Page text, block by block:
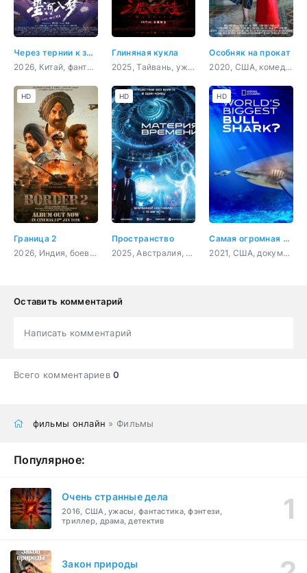
Через тернии к звёздам
2026, Китай, фантастика, боевик, приключения, комедия
Глиняная кукла
2025, Тайвань, ужасы
Особняк на прокат
2020, США, комедия
Граница 2
2026, Индия, боевик, военный, история
HD
Пространство
2025, Австралия, фантастика, триллер, криминал
HD
Самая огромная акула-бык
2021, США, документальный
HD
Оставить комментарий
Написать комментарий
Всего комментариев0
фильмы онлайн » Фильмы
Популярное:
Очень странные дела
2016, США, ужасы, фантастика, фэнтези,
триллер, драма, детектив
Закон природы